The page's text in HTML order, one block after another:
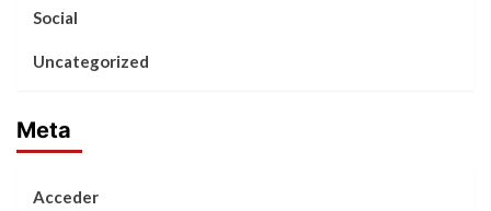
Social
Uncategorized
Meta
Acceder